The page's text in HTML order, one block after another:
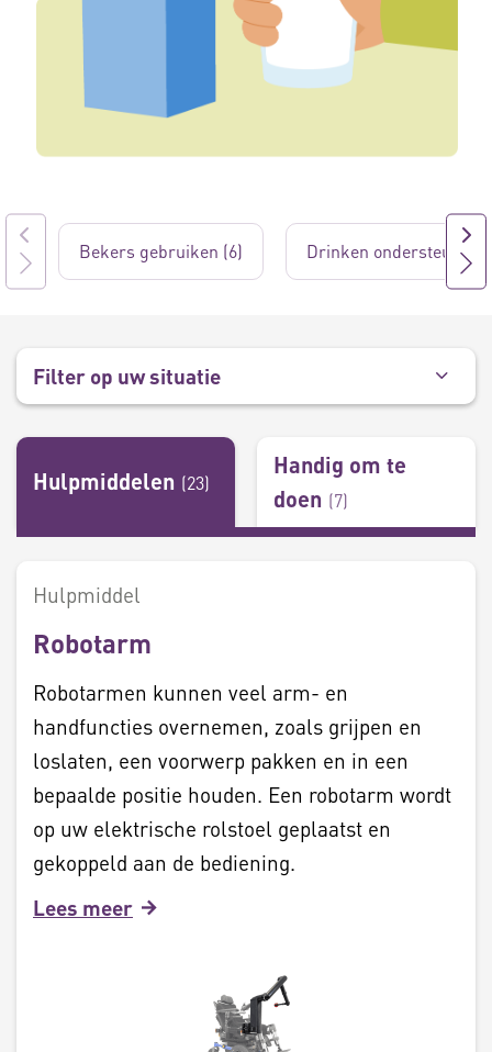
Bekers gebruiken (6) Drinken ondersteunen
Filter op uw situatie
Hulpmiddelen (23)
Handig om te
doen (7)
Hulpmiddel
Robotarm
Robotarmen kunnen veel arm- en
handfuncties overnemen, zoals grijpen en
loslaten, een voorwerp pakken en in een
bepaalde positie houden. Een robotarm wordt
op uw elektrische rolstoel geplaatst en
gekoppeld aan de bediening.
Lees meer